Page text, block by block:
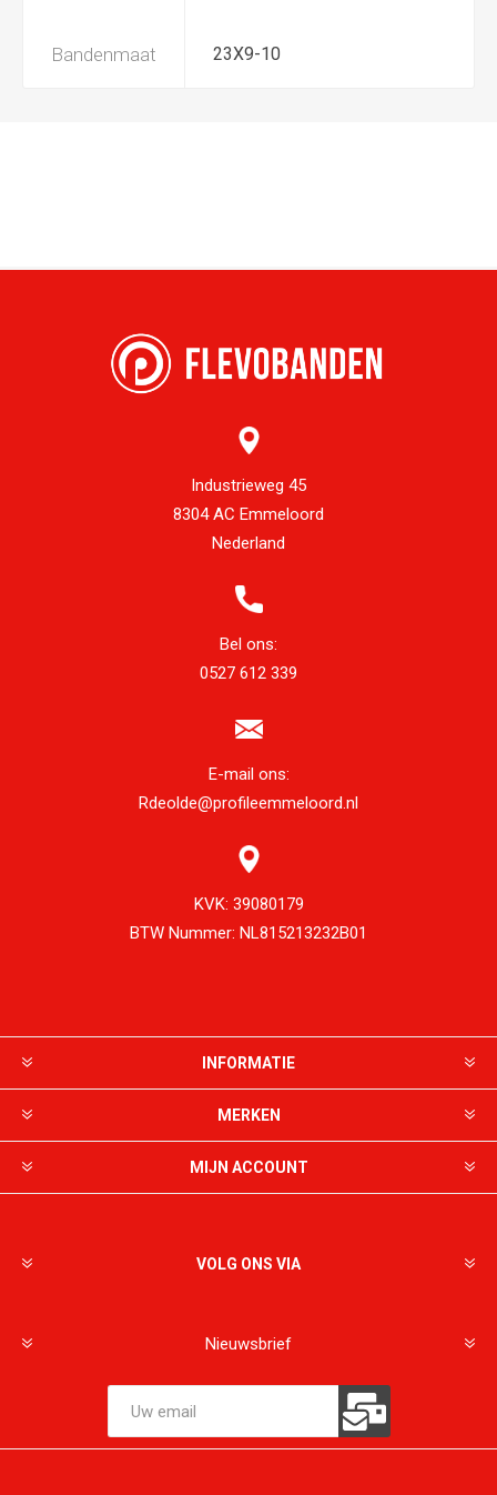
Bandenmaat 23X9-10
Industrieweg 45
8304 AC Emmeloord
Nederland
Bel ons:
0527 612 339
E-mail ons:
Rdeolde@profileemmeloord.nl
KVK: 39080179
BTW Nummer: NL815213232B01
INFORMATIE
MERKEN
MIJN ACCOUNT
VOLG ONS VIA
Nieuwsbrief